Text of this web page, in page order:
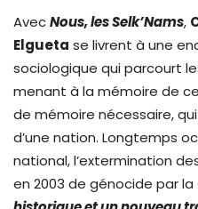
AvecNous, les Selk’Nams,
Elgueta se livrent à une
sociologique qui parcourt
menant à la mémoire de
de mémoire nécessaire, qui
d’une nation. Longtemps
national, l’extermination
en 2003 de génocide par la